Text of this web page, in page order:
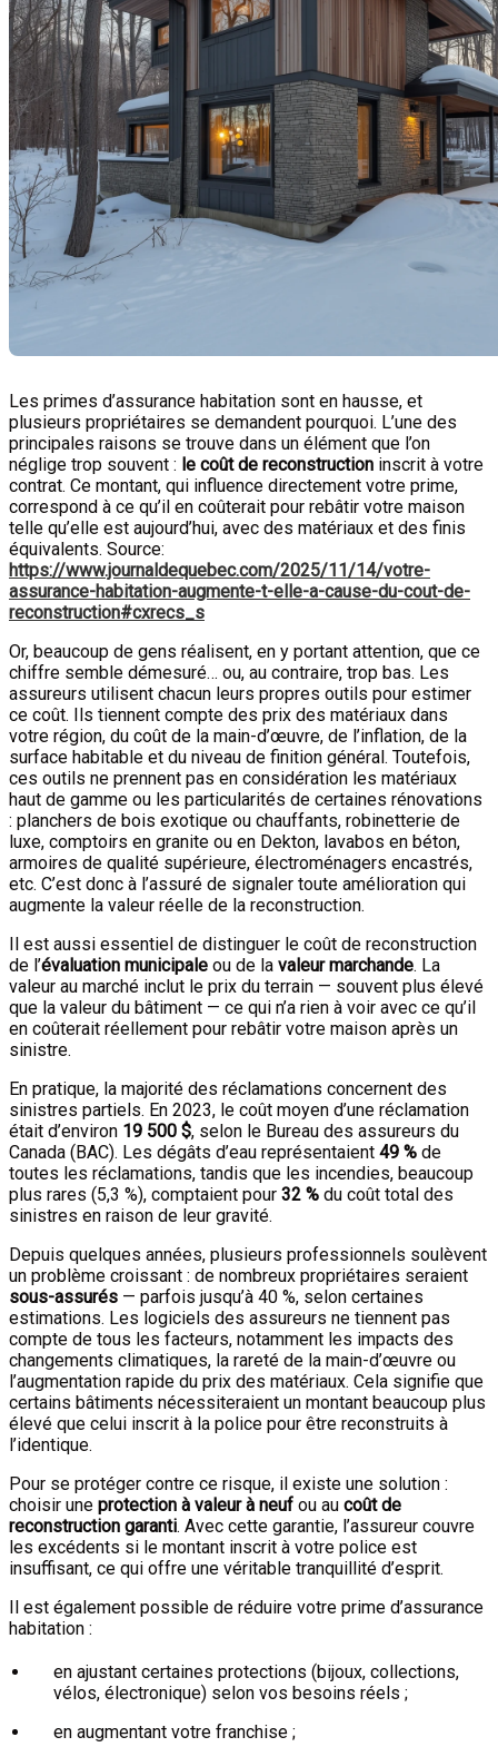
Les primes d’assurance habitation sont en hausse, et
plusieurs propriétaires se demandent pourquoi. L’une des
principales raisons se trouve dans un élément que l’on
néglige trop souvent : le coût de reconstruction inscrit à votre
contrat. Ce montant, qui influence directement votre prime,
correspond à ce qu’il en coûterait pour rebâtir votre maison
telle qu’elle est aujourd’hui, avec des matériaux et des finis
équivalents. Source:
https://www.journaldequebec.com/2025/11/14/votre-
assurance-habitation-augmente-t-elle-a-cause-du-cout-de-
reconstruction#cxrecs_s
Or, beaucoup de gens réalisent, en y portant attention, que ce
chiffre semble démesuré… ou, au contraire, trop bas. Les
assureurs utilisent chacun leurs propres outils pour estimer
ce coût. Ils tiennent compte des prix des matériaux dans
votre région, du coût de la main-d’œuvre, de l’inflation, de la
surface habitable et du niveau de finition général. Toutefois,
ces outils ne prennent pas en considération les matériaux
haut de gamme ou les particularités de certaines rénovations
: planchers de bois exotique ou chauffants, robinetterie de
luxe, comptoirs en granite ou en Dekton, lavabos en béton,
armoires de qualité supérieure, électroménagers encastrés,
etc. C’est donc à l’assuré de signaler toute amélioration qui
augmente la valeur réelle de la reconstruction.
Il est aussi essentiel de distinguer le coût de reconstruction
de l’évaluation municipale ou de la valeur marchande. La
valeur au marché inclut le prix du terrain — souvent plus élevé
que la valeur du bâtiment — ce qui n’a rien à voir avec ce qu’il
en coûterait réellement pour rebâtir votre maison après un
sinistre.
En pratique, la majorité des réclamations concernent des
sinistres partiels. En 2023, le coût moyen d’une réclamation
était d’environ 19 500 $, selon le Bureau des assureurs du
Canada (BAC). Les dégâts d’eau représentaient 49 % de
toutes les réclamations, tandis que les incendies, beaucoup
plus rares (5,3 %), comptaient pour 32 % du coût total des
sinistres en raison de leur gravité.
Depuis quelques années, plusieurs professionnels soulèvent
un problème croissant : de nombreux propriétaires seraient
sous-assurés — parfois jusqu’à 40 %, selon certaines
estimations. Les logiciels des assureurs ne tiennent pas
compte de tous les facteurs, notamment les impacts des
changements climatiques, la rareté de la main-d’œuvre ou
l’augmentation rapide du prix des matériaux. Cela signifie que
certains bâtiments nécessiteraient un montant beaucoup plus
élevé que celui inscrit à la police pour être reconstruits à
l’identique.
Pour se protéger contre ce risque, il existe une solution :
choisir une protection à valeur à neuf ou au coût de
reconstruction garanti. Avec cette garantie, l’assureur couvre
les excédents si le montant inscrit à votre police est
insuffisant, ce qui offre une véritable tranquillité d’esprit.
Il est également possible de réduire votre prime d’assurance
habitation :
en ajustant certaines protections (bijoux, collections,
vélos, électronique) selon vos besoins réels ;
en augmentant votre franchise ;